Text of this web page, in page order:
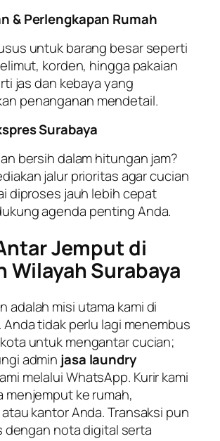
& Perlengkapan Rumah
untuk barang besar seperti
korden, hingga pakaian
jas dan kebaya yang
penanganan mendetail.
Surabaya
bersih dalam hitungan jam?
jalur prioritas agar cucian
diproses jauh lebih cepat
agenda penting Anda.
Jemput di
Wilayah Surabaya
adalah misi utama kami di
tidak perlu lagi menembus
untuk mengantar cucian;
admin jasa laundry
melalui WhatsApp. Kurir kami
menjemput ke rumah,
kantor Anda. Transaksi pun
dengan nota digital serta